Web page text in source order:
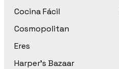
Cocina Fácil
Cosmopolitan
Eres
Harper’s Bazaar